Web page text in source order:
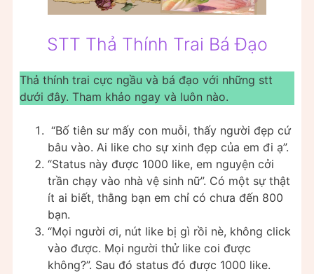
STT Thả Thính Trai Bá Đạo
Thả thính trai cực ngầu và bá đạo với những stt
dưới đây. Tham khảo ngay và luôn nào.
“Bố tiên sư mấy con muỗi, thấy người đẹp cứ
bâu vào. Ai like cho sự xinh đẹp của em đi ạ”.
“Status này được 1000 like, em nguyện cởi
trần chạy vào nhà vệ sinh nữ”. Có một sự thật
ít ai biết, thằng bạn em chỉ có chưa đến 800
bạn.
“Mọi người ơi, nút like bị gì rồi nè, không click
vào được. Mọi người thử like coi được
không?”. Sau đó status đó được 1000 like.